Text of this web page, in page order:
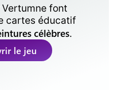
Vertumne font
cartes éducatif
célèbres.
le jeu